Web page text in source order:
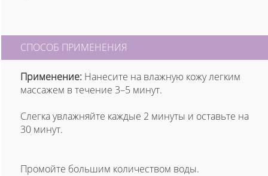
СПОСОБ ПРИМЕНЕНИЯ
Применение: Нанесите на влажную кожу легким
массажем в течение 3–5 минут.
Слегка увлажняйте каждые 2 минуты и оставьте на
30 минут.
Промойте большим количеством воды.